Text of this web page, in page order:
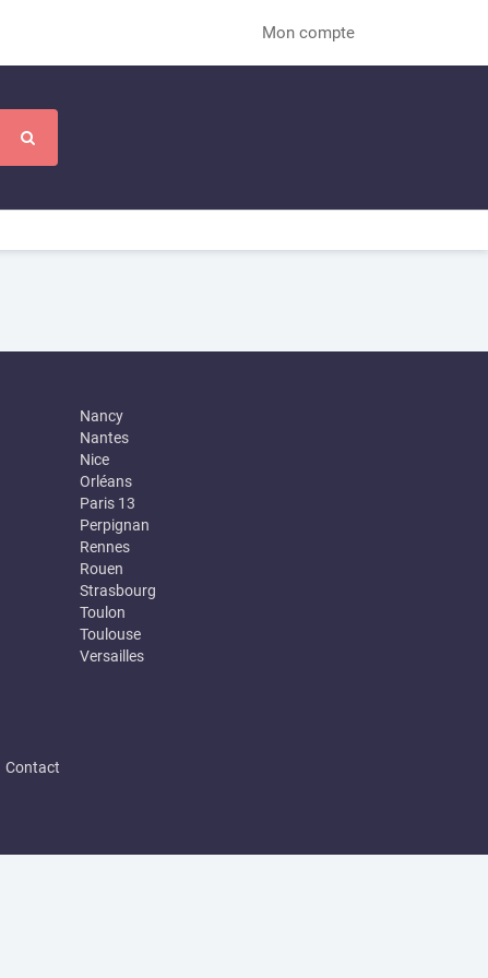
Mon compte
Nancy
Nantes
Nice
Orléans
Paris 13
Perpignan
Rennes
Rouen
Strasbourg
Toulon
Toulouse
Versailles
Contact